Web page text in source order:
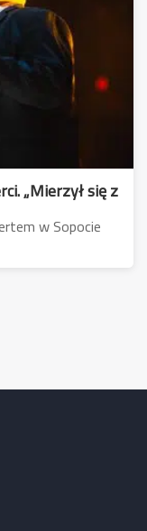
„Mierzył się z
w Sopocie